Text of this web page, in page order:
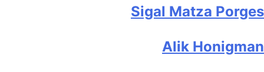
Sigal Matza Porges
Alik Honigman